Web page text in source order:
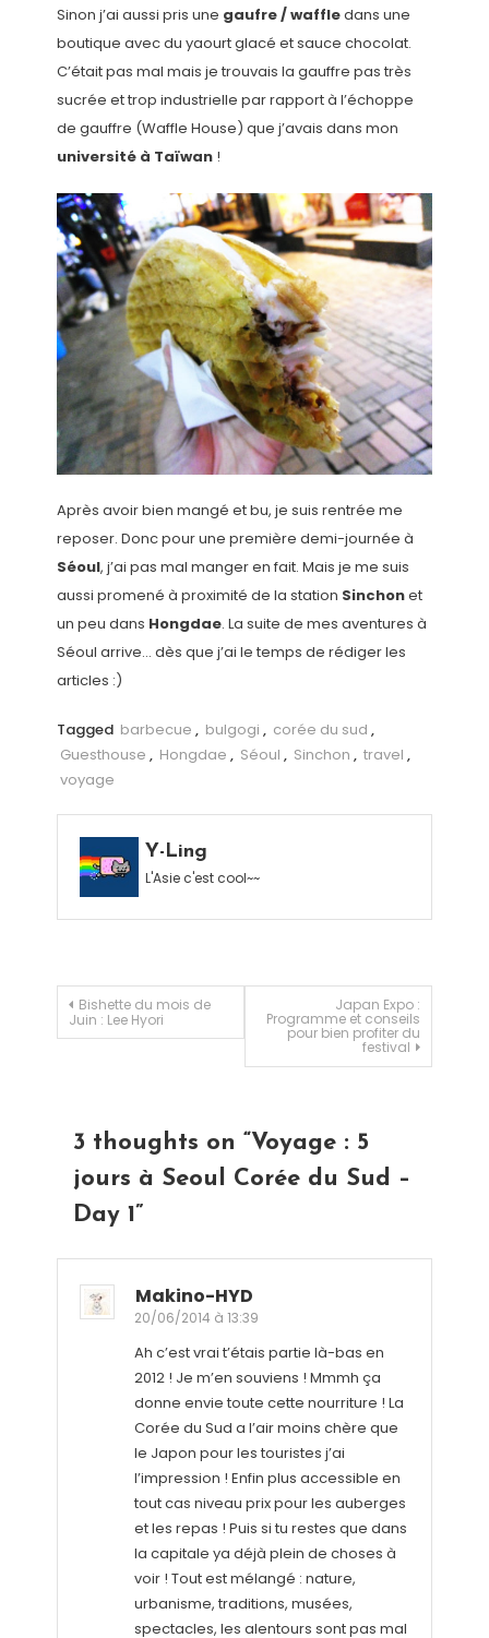
Sinon j’ai aussi pris une gaufre / waffledans une
boutique avec du yaourt glacé et sauce chocolat.
C’était pas mal mais je trouvais la gauffre pas très
sucrée et trop industrielle par rapport à l’échoppe
de gauffre (Waffle House) que j’avais dans mon
université à Taïwan!
Après avoir bien mangé et bu, je suis rentrée me
reposer. Donc pour une première demi-journée à
Séoul, j’ai pas mal manger en fait. Mais je me suis
aussi promené à proximité de la station Sinchonet
un peu dans Hongdae. La suite de mes aventures à
Séoul arrive… dès que j’ai le temps de rédiger les
articles :)
Tagged barbecue , bulgogi , corée du sud ,
Guesthouse , Hongdae , Séoul , Sinchon , travel ,
voyage
Y-Ling
L'Asie c'est cool~~
Navigation de l’article
Bishette du mois de
Juin : Lee Hyori
Japan Expo :
Programme et conseils
pour bien profiter du
festival
3 thoughts on “Voyage : 5
jours à Seoul Corée du Sud –
Day 1”
Makino-HYD
20/06/2014 à 13:39
Ah c’est vrai t’étais partie là-bas en
2012 ! Je m’en souviens ! Mmmh ça
donne envie toute cette nourriture ! La
Corée du Sud a l’air moins chère que
le Japon pour les touristes j’ai
l’impression ! Enfin plus accessible en
tout cas niveau prix pour les auberges
et les repas ! Puis si tu restes que dans
la capitale ya déjà plein de choses à
voir ! Tout est mélangé : nature,
urbanisme, traditions, musées,
spectacles, les alentours sont pas mal